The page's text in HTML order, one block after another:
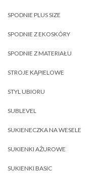
SPODNIE PLUS SIZE
SPODNIE Z EKOSKÓRY
SPODNIE Z MATERIAŁU
STROJE KĄPIELOWE
STYL UBIORU
SUBLEVEL
SUKIENECZKA NA WESELE
SUKIENKI AŻUROWE
SUKIENKI BASIC